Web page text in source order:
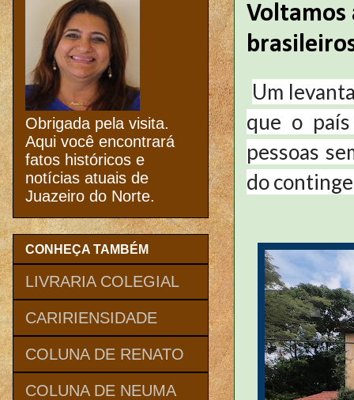
Voltamos
Um
que o
pessoas
do
Obrigada pela visita.
Aqui você encontrará
fatos históricos e
notícias atuais de
Juazeiro do Norte.
CONHEÇA TAMBÉM
LIVRARIA COLEGIAL
CARIRIENSIDADE
COLUNA DE RENATO
COLUNA DE NEUMA